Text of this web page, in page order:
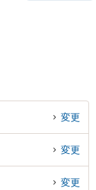
変更
変更
変更